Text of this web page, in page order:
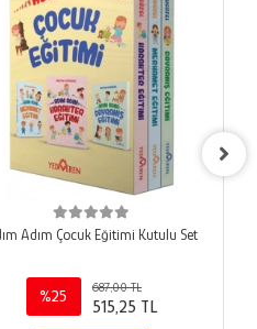
Adım Çocuk Eğitimi Kutulu Set
%25
687,00 TL
515,25 TL